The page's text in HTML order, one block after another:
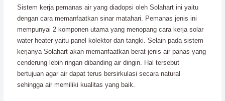
Sistem kerja pemanas air yang diadopsi oleh Solahart ini yaitu
dengan cara memanfaatkan sinar matahari. Pemanas jenis ini
mempunyai 2 komponen utama yang menopang cara kerja solar
water heater yaitu panel kolektor dan tangki. Selain pada sistem
kerjanya Solahart akan memanfaatkan berat jenis air panas yang
cenderung lebih ringan dibanding air dingin. Hal tersebut
bertujuan agar air dapat terus bersirkulasi secara natural
sehingga air memiliki kualitas yang baik.